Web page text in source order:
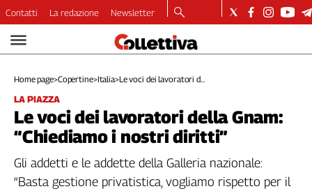
Video
Dirette
Longform
Copertine
Economia
Lavoro
Ambiente
Contatti La redazione Newsletter
Home page>Copertine>Italia>Le voci dei lavoratori d...
LA PIAZZA
Le voci dei lavoratori della Gnam:
“Chiediamo i nostri diritti”
Gli addetti e le addette della Galleria nazionale:
“Basta gestione privatistica, vogliamo rispetto per il